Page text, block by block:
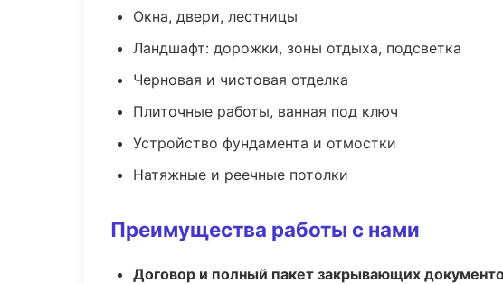
Окна, двери, лестницы
Ландшафт: дорожки, зоны отдыха, подсветка
Черновая и чистовая отделка
Плиточные работы, ванная под ключ
Устройство фундамента и отмостки
Натяжные и реечные потолки
Преимущества работы с нами
Договор и полный пакет закрывающих